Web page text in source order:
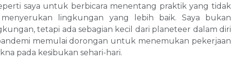
saya untuk berbicara menentang praktik yang tidak
lingkungan yang lebih baik. Saya bukan
tetapi ada sebagian kecil dari planeteer dalam diri
memulai dorongan untuk menemukan pekerjaan
pada kesibukan sehari-hari.